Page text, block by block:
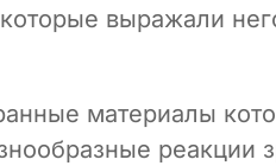
выражали
материалы
реакции